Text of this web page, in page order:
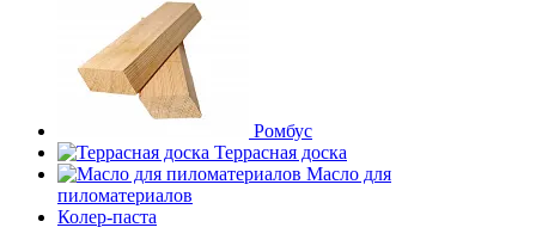
Ромбус
Террасная доска
Масло для
пиломатериалов
Колер-паста